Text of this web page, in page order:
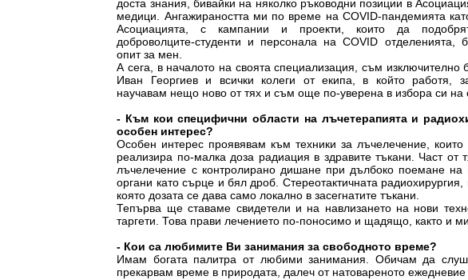
доста знания, бивайки на няколко ръководни позиции в
медици. Ангажираността ми по време на COVID-пандемията
Асоциацията, с кампании и проекти, които да
доброволците-студенти и персонала на COVID отделенията,
опит за мен.
А сега, в началото на своята специализация, съм изключително
Иван Георгиев и всички колеги от екипа, в който работя,
научавам нещо ново от тях и съм още по-уверена в избора си на
- Към кои специфични области на лъчетерапията и
особен интерес?
Особен интерес проявявам към техники за лъчелечение, които
реализира по-малка доза радиация в здравите тъкани. Част от
лъчелечение с контролирано дишане при дълбоко поемане на
органи като сърце и бял дроб. Стереотактичната
която дозата се дава само локално в засегнатите тъкани.
Тепърва ще ставаме свидетели и на навлизането на нови
таргети. Това прави лечението по-поносимо и щадящо, както и
- Кои са любимите Ви занимания за свободното време?
Имам богата палитра от любими занимания. Обичам да
прекарвам време в природата, далеч от натовареното ежедневие